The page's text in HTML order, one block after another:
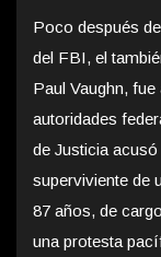
Poco después
del FBI, el
Paul Vaughn,
autoridades
de Justicia
superviviente de
87 años, de
una protesta